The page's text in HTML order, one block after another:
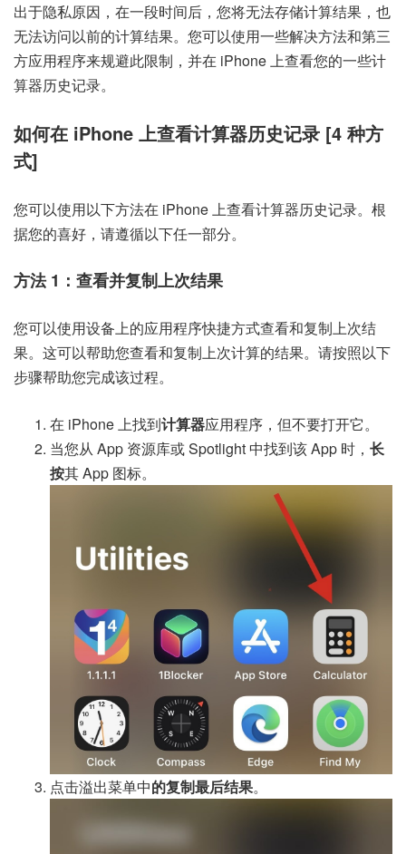
出于隐私原因，在一段时间后，您将无法存储计算结果，也
无法访问以前的计算结果。您可以使用一些解决方法和第三
方应用程序来规避此限制，并在 iPhone 上查看您的一些计
算器历史记录。
如何在 iPhone 上查看计算器历史记录 [4 种方
式]
您可以使用以下方法在 iPhone 上查看计算器历史记录。根
据您的喜好，请遵循以下任一部分。
方法 1：查看并复制上次结果
您可以使用设备上的应用程序快捷方式查看和复制上次结
果。这可以帮助您查看和复制上次计算的结果。请按照以下
步骤帮助您完成该过程。
在 iPhone 上找到计算器应用程序，但不要打开它。
当您从 App 资源库或 Spotlight 中找到该 App 时， 长
按其 App 图标。
点击溢出菜单中的复制最后结果。